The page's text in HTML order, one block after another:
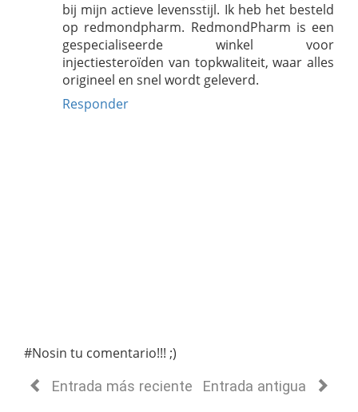
bij mijn actieve levensstijl. Ik heb het besteld
op redmondpharm. RedmondPharm is een
gespecialiseerde winkel voor
injectiesteroïden van topkwaliteit, waar alles
origineel en snel wordt geleverd.
Responder
#Nosin tu comentario!!! ;)
Entrada más reciente Entrada antigua